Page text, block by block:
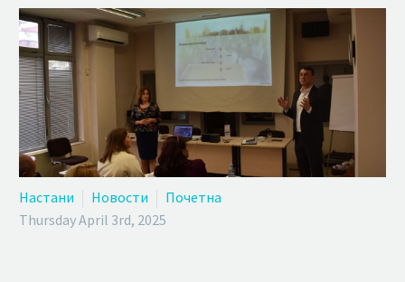
Настани Новости
Почетна
Thursday April 3rd, 2025